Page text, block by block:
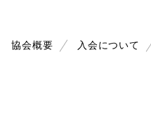
協会概要 入会について